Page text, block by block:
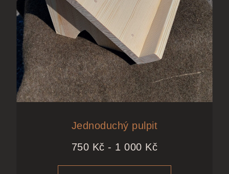
Jednoduchý pulpit
750 Kč - 1 000 Kč